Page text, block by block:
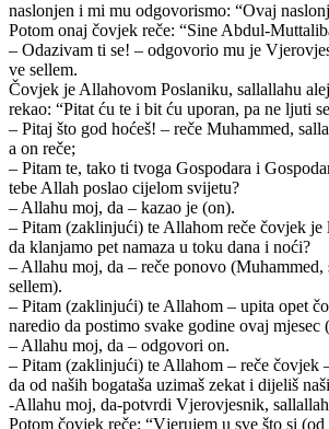
naslonjen i mi mu odgovorismo: “Ovaj
Potom onaj čovjek reče: “Sine Abdul-
– Odazivam ti se! – odgovorio mu je
ve sellem.
Čovjek je Allahovom Poslaniku, sallallahu
rekao: “Pitat ću te i bit ću uporan, pa ne ljuti
– Pitaj što god hoćeš! – reče Muhammed,
a on reče;
– Pitam te, tako ti tvoga Gospodara i
tebe Allah poslao cijelom svijetu?
– Allahu moj, da – kazao je (on).
– Pitam (zaklinjući) te Allahom reče čovjek
da klanjamo pet namaza u toku dana i noći?
– Allahu moj, da – reče ponovo (Muhammed,
sellem).
– Pitam (zaklinjući) te Allahom – upita opet
naredio da postimo svake godine ovaj mjesec
– Allahu moj, da – odgovori on.
– Pitam (zaklinjući) te Allahom – reče čovjek
da od naših bogataša uzimaš zekat i dijeliš
-Allahu moj, da-potvrdi Vjerovjesnik,
Potom čovjek reče: “Vjerujem u sve što si